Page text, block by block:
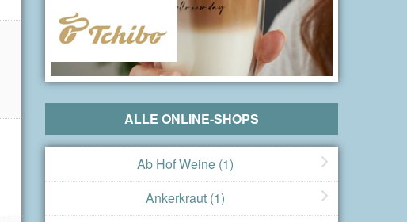
ALLE ONLINE-SHOPS
Ab Hof Weine (1)
Ankerkraut (1)